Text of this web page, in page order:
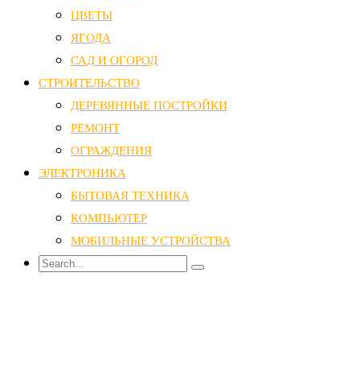
ЦВЕТЫ
ЯГОДА
САД И ОГОРОД
СТРОИТЕЛЬСТВО
ДЕРЕВЯННЫЕ ПОСТРОЙКИ
РЕМОНТ
ОГРАЖДЕНИЯ
ЭЛЕКТРОНИКА
БЫТОВАЯ ТЕХНИКА
КОМПЬЮТЕР
МОБИЛЬНЫЕ УСТРОЙСТВА